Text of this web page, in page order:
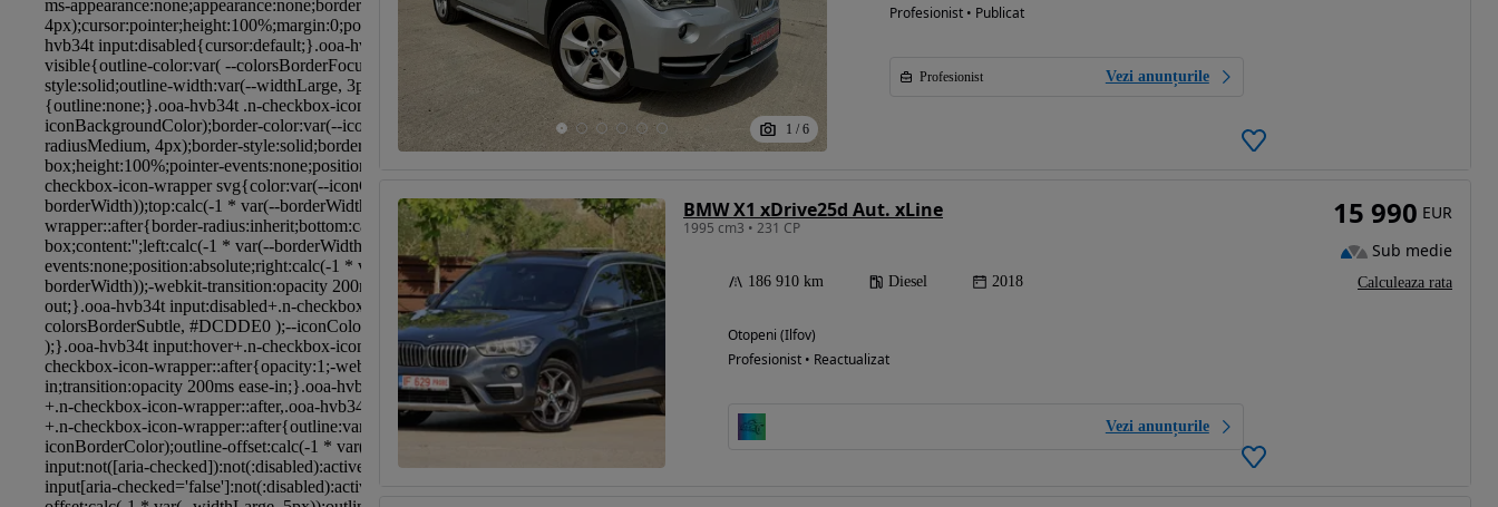
1 / 6
Profesionist • Publicat
Profesionist Vezi anunțurile
BMW X1 xDrive25d Aut. xLine
1995 cm3 • 231 CP
186 910 km Diesel 2018
Otopeni (Ilfov)
Profesionist • Reactualizat
Vezi anunțurile
15 990 EUR
Sub medie
Calculeaza rata